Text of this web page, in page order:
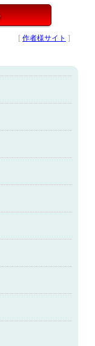
[ 作者様サイト ]